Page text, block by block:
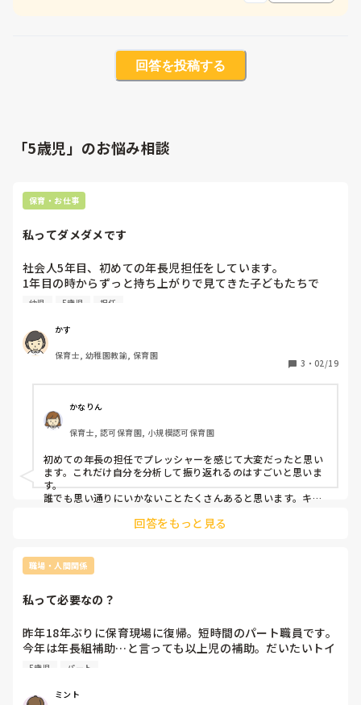
回答を投稿する
「5歳児」のお悩み相談
保育・お仕事
私ってダメダメです
社会人5年目、初めての年長児担任をしています。
1年目の時からずっと持ち上がりで見てきた子どもたちで
す。とても思い出が多く、最後まで見届けたいという自分の
の期待を持ちながらスタートしましたが、私には責任が重
く、まだ早かったと実感しております。
で準備が遅くなり迷惑をかけることもしばしば。先のことを
見据えての行動がしっかりできていなこともありました。
今は卒園に向けて、プレゼント選びや要録、行事準備などい
ろんなことが押し寄せてきて、キャパオーバーです。やらな
きゃと思っても時間が足りずやる暇がない。だから家に持っ
て帰るけど疲れすぎて家に帰ったらすぐ寝落ち、夜中の3時
に起きることが毎日の生活習慣にもなってしまい、家でもで
うと思うけど、休みの日こそ体も頭も動かずずっとゴロゴロ
全く成長できていない自分にも腹が立ちます。
きっと他の職員からも呆れられていると思います。
ない、って思われてるんだろうなって感じてしまいます。
完璧主義で、責任感強くて、周りを頼れなくて、他の人の気
持ちを考えすぎて、他の人の目が怖くて動けない…
だから、自分でやらなきゃって思うし、できないと自分を責
い、今は話しかけられないで後回しになって遅くなるし、後
幼児 5歳児 担任
かす
保育士, 幼稚園教諭, 保育園
3 ・ 02/19
かなりん
保育士, 認可保育園, 小規模認可保育園
初めての年長の担任でプレッシャーを感じて大変だったと思い
ます。これだけ自分を分析して振り返れるのはすごいと思いま
す。
誰でも思い通りにいかないことたくさんあると思います。キャ
そんな時思ったのです。目的を一緒にしている仲間であればそ
れに辿り着く手段は色々あってもいいと。
方だとモヤモヤしたりすることもあったのですがそう言う気持
うになりました。お互い頼り頼られてチームワークが出来れば
保育の質も上がると思います。
今は卒園式に向けて大変だと思いますが無理せずに頑張ってく
ださい！
回答をもっと見る
職場・人間関係
私って必要なの？
昨年18年ぶりに保育現場に復帰。短時間のパート職員です。
今年は年長組補助…と言っても以上児の補助。だいたいトイ
レに連れて行ったり、給食のテーブル設定や布団敷いたりと
は年長組担任は35歳の方。確かに…昔と今では仕事内容が違
5歳児 パート
ミント